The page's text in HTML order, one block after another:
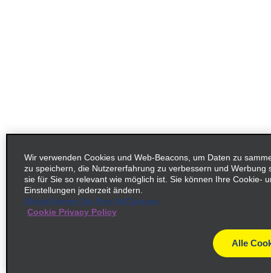
Wir verwenden Cookies und Web-Beacons, um Daten zu
zu speichern, die Nutzererfahrung zu verbessern und Werbung
sie für Sie so relevant wie möglich ist. Sie können Ihre Cookie-
Einstellungen jederzeit ändern.
Aktualisieren Sie Ihre AdChoices
Cookie Privacy Policy
Alle